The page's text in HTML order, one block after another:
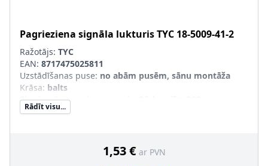
Pagrieziena signāla lukturisTYC 18-5009-41-2
Ražotājs: TYC
EAN: 8717475025811
Uzstādīšanas puse: no abām pusēm, sānu montāža
Krāsa: balts
Ekspluatācijas atļaujas veids
Papildus artikuls/Papildus informācija
Rādīt visu...
1,53 € ar PVN